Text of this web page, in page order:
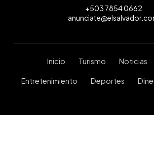
+503 7854 0662
Inicio Turismo Noticias
Entretenimiento Deportes